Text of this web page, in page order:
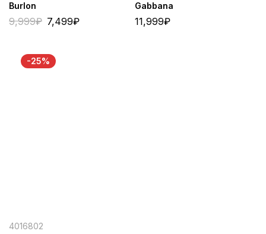
Burlon
9,999₽ 7,499₽
Gabbana
11,999₽
-25%
4016802